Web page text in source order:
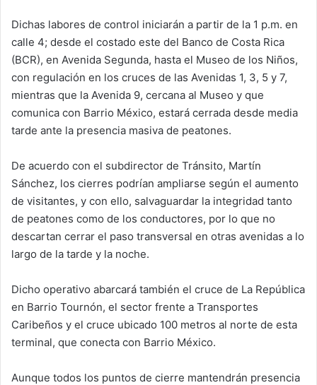
Dichas labores de control iniciarán a partir de la 1 p.m. en
calle 4; desde el costado este del Banco de Costa Rica
(BCR), en Avenida Segunda, hasta el Museo de los Niños,
con regulación en los cruces de las Avenidas 1, 3, 5 y 7,
mientras que la Avenida 9, cercana al Museo y que
comunica con Barrio México, estará cerrada desde media
tarde ante la presencia masiva de peatones.
De acuerdo con el subdirector de Tránsito, Martín
Sánchez, los cierres podrían ampliarse según el aumento
de visitantes, y con ello, salvaguardar la integridad tanto
de peatones como de los conductores, por lo que no
descartan cerrar el paso transversal en otras avenidas a lo
largo de la tarde y la noche.
Dicho operativo abarcará también el cruce de La República
en Barrio Tournón, el sector frente a Transportes
Caribeños y el cruce ubicado 100 metros al norte de esta
terminal, que conecta con Barrio México.
Aunque todos los puntos de cierre mantendrán presencia